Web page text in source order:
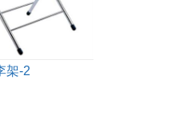
架-2